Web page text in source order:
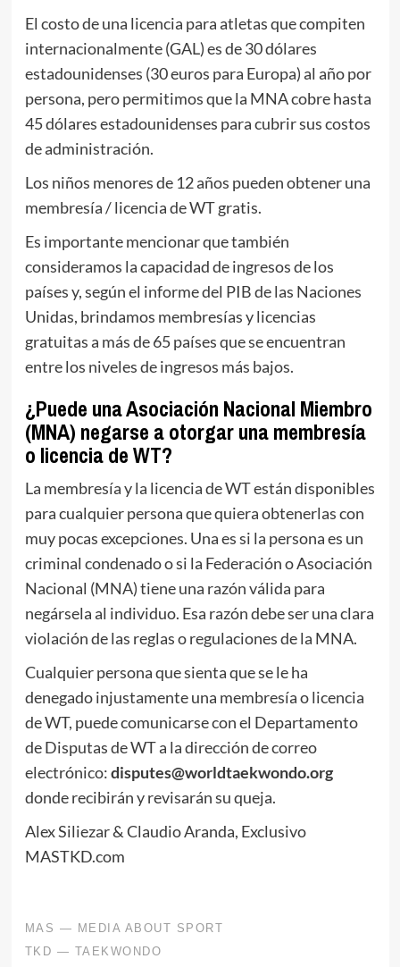
El costo de una licencia para atletas que compiten
internacionalmente (GAL) es de 30 dólares
estadounidenses (30 euros para Europa) al año por
persona, pero permitimos que la MNA cobre hasta
45 dólares estadounidenses para cubrir sus costos
de administración.
Los niños menores de 12 años pueden obtener una
membresía / licencia de WT gratis.
Es importante mencionar que también
consideramos la capacidad de ingresos de los
países y, según el informe del PIB de las Naciones
Unidas, brindamos membresías y licencias
gratuitas a más de 65 países que se encuentran
entre los niveles de ingresos más bajos.
¿Puede una Asociación Nacional Miembro
(MNA) negarse a otorgar una membresía
o licencia de WT?
La membresía y la licencia de WT están disponibles
para cualquier persona que quiera obtenerlas con
muy pocas excepciones. Una es si la persona es un
criminal condenado o si la Federación o Asociación
Nacional (MNA) tiene una razón válida para
negársela al individuo. Esa razón debe ser una clara
violación de las reglas o regulaciones de la MNA.
Cualquier persona que sienta que se le ha
denegado injustamente una membresía o licencia
de WT, puede comunicarse con el Departamento
de Disputas de WT a la dirección de correo
electrónico:disputes@worldtaekwondo.org
donde recibirán y revisarán su queja.
Alex Siliezar & Claudio Aranda, Exclusivo
MASTKD.com